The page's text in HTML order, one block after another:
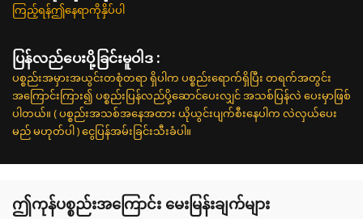
ကြည့်ရန်ဤနေရာကိုနှိပ်ပါ
ပြန်လည်ပေးပို့ခြင်းမူဝါဒ :
ပစ္စည်းအမှားအယွင်းတစုံတရာ ရှိပါက ပစ္စည်းရောက်ရှိပြီး တရက်အတွင်း
အကြောင်းကြား၍ ပစ္စည်းပြန်လည်ပို့ဆောင်ပေးလျှင် အသစ်ပြန်လဲ ပေးမှာဖြစ်
ပါတယ်။ ( ပစ္စည်းအသစ်အနေအထား ယိုယွင်းပျက်စီးနေပါက လဲလှယ်ပေး
မည် မဟုတ်ပါ ) ငွေပြန်အမ်းခြင်းသီးခံပါ။
ဤကုန်ပစ္စည်းအကြောင်း မေးမြန်းချက်များ